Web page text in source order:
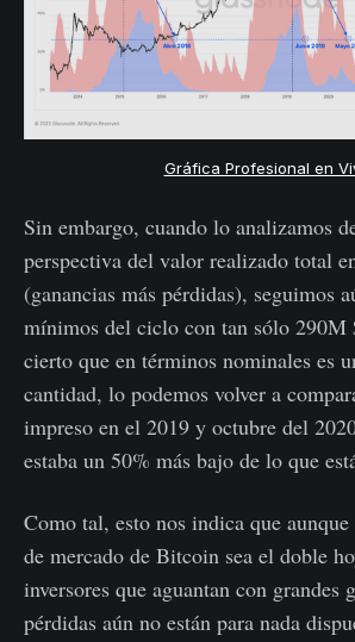
Gráfica Profesional en
Sin embargo, cuando lo analizamos
perspectiva del valor realizado total
(ganancias más pérdidas), seguimos
mínimos del ciclo con tan sólo 290M
cierto que en términos nominales es
cantidad, lo podemos volver a
impreso en el 2019 y octubre del
estaba un 50% más bajo de lo que
Como tal, esto nos indica que
de mercado de Bitcoin sea el doble
inversores que aguantan con grandes
pérdidas aún no están para nada